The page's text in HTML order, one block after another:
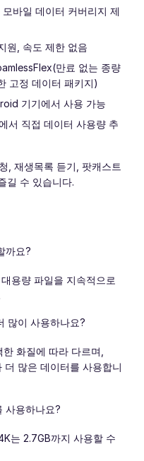
바일 데이터 커버리지 제
원, 속도 제한 없음
만료 없는 종량
고정 데이터 패키지)
기기에서 사용 가능
서 직접 데이터 사용량 추
, 재생목록 듣기, 팟캐스트
길 수 있습니다.
까요?
용량 파일을 지속적으로
많이 사용하나요?
화질에 따라 다르며,
많은 데이터를 사용합니
사용하나요?
는 2.7GB까지 사용할 수